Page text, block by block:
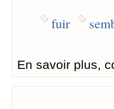
fuir
En savoir plus,